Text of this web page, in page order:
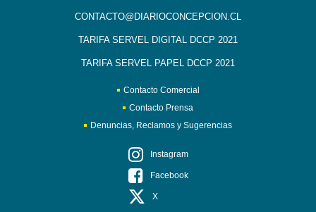
CONTACTO@DIARIOCONCEPCION.CL
TARIFA SERVEL DIGITAL DCCP 2021
TARIFA SERVEL PAPEL DCCP 2021
Contacto Comercial
Contacto Prensa
Denuncias, Reclamos y Sugerencias
Instagram
Facebook
X